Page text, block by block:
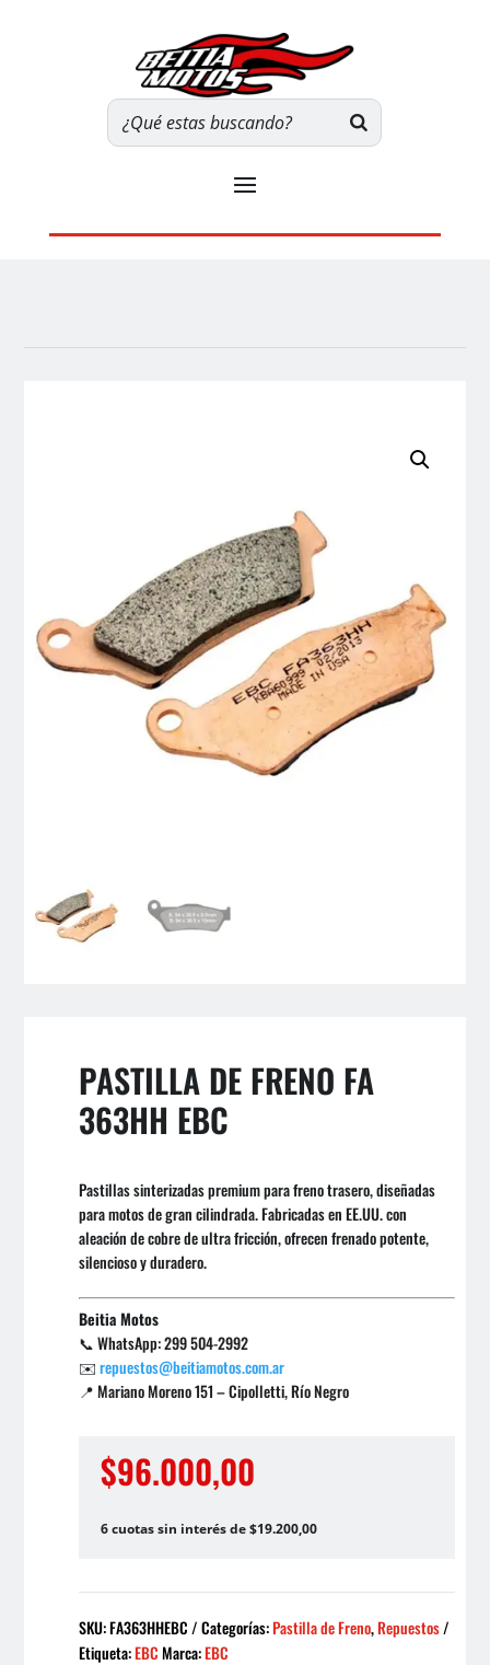
PASTILLA DE FRENO FA
363HH EBC
Pastillas sinterizadas premium para freno trasero, diseñadas
para motos de gran cilindrada. Fabricadas en EE.UU. con
aleación de cobre de ultra fricción, ofrecen frenado potente,
silencioso y duradero.
Beitia Motos
📞 WhatsApp: 299 504-2992
✉️repuestos@beitiamotos.com.ar
📍 Mariano Moreno 151 – Cipolletti, Río Negro
$96.000,00
6 cuotas sin interés de $19.200,00
SKU:FA363HHEBC Categorías:Pastilla de Freno,Repuestos
Etiqueta:EBC Marca:EBC